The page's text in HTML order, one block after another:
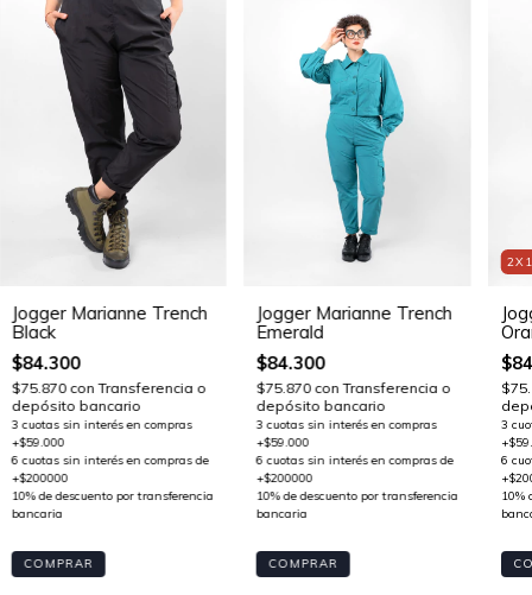
Jogger Marianne Trench
Black
$84.300
$75.870 con Transferencia o
depósito bancario
COMPRAR
Jogger Marianne Trench
Emerald
$84.300
$75.870 con Transferencia o
depósito bancario
COMPRAR